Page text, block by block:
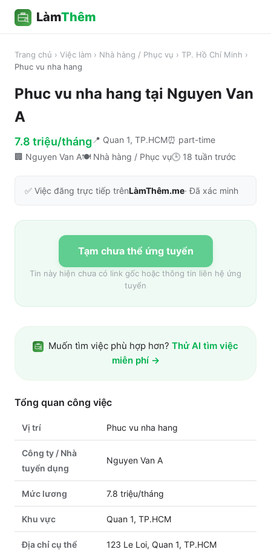
LàmThêm
Trang chủ › Việc làm › Nhà hàng / Phục vụ › TP. Hồ Chí Minh ›
Phuc vu nha hang
Phuc vu nha hang tại Nguyen Van
A
7.8 triệu/tháng 📍 Quan 1, TP.HCM⏰ part-time
🏢 Nguyen Van A🍽️ Nhà hàng / Phục vụ🕒 18 tuần trước
✅ Việc đăng trực tiếp trênLàmThêm.me· Đã xác minh
Tạm chưa thể ứng tuyển
Tin này hiện chưa có link gốc hoặc thông tin liên hệ ứng
tuyển
Muốn tìm việc phù hợp hơn? Thử AI tìm việc
miễn phí →
Tổng quan công việc
Vị trí Phuc vu nha hang
Công ty / Nhà
tuyển dụng
Nguyen Van A
Mức lương 7.8 triệu/tháng
Khu vực Quan 1, TP.HCM
Địa chỉ cụ thể 123 Le Loi, Quan 1, TP.HCM